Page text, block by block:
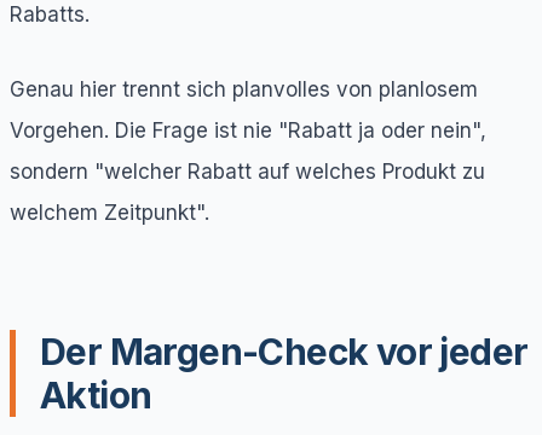
Rabatts.
Genau hier trennt sich planvolles von planlosem
Vorgehen. Die Frage ist nie "Rabatt ja oder nein",
sondern "welcher Rabatt auf welches Produkt zu
welchem Zeitpunkt".
Der Margen-Check vor jeder
Aktion